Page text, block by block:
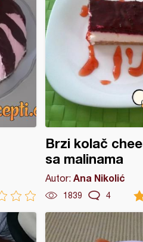
Brzi kolač
sa malinama
Autor: Ana Nikolić
1839 4